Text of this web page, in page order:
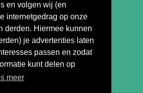
en volgen wij (en
internetgedrag op onze
derden. Hiermee kunnen
je advertenties laten
passen en zodat
kunt delen op
meer